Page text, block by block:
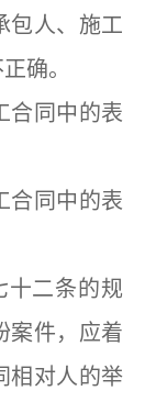
包人、施工
确。
同中的表
同中的表
二条的规
案件，应着
相对人的举